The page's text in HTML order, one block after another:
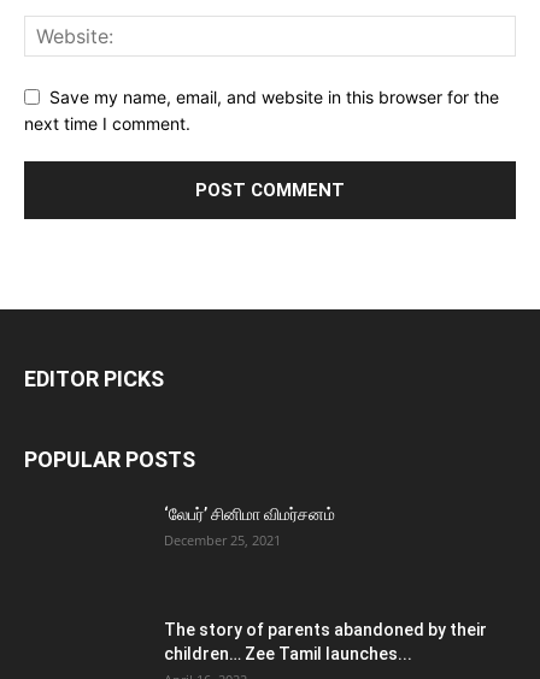
Save my name, email, and website in this browser for the
next time I comment.
EDITOR PICKS
POPULAR POSTS
‘லேபர்’ சினிமா விமர்சனம்
December 25, 2021
The story of parents abandoned by their
children… Zee Tamil launches...